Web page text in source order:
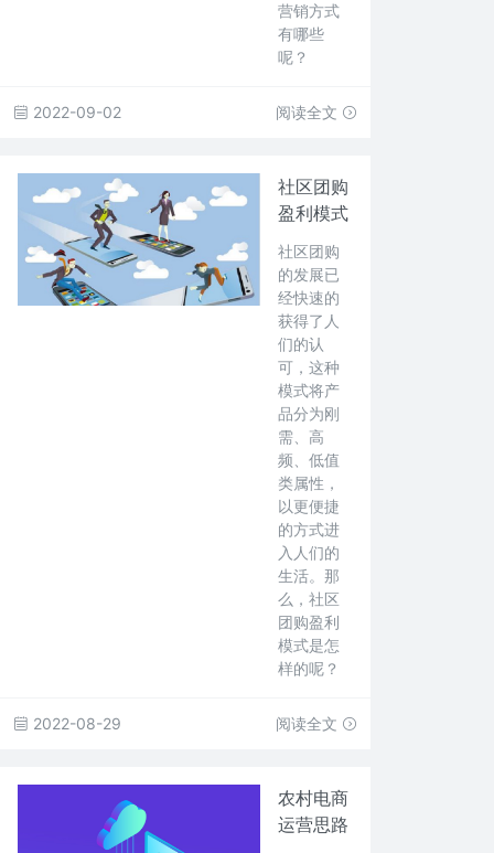
营销方式
有哪些
呢？
2022-09-02 阅读全文
社区团购
盈利模式
社区团购
的发展已
经快速的
获得了人
们的认
可，这种
模式将产
品分为刚
需、高
频、低值
类属性，
以更便捷
的方式进
入人们的
生活。那
么，社区
团购盈利
模式是怎
样的呢？
2022-08-29 阅读全文
农村电商
运营思路